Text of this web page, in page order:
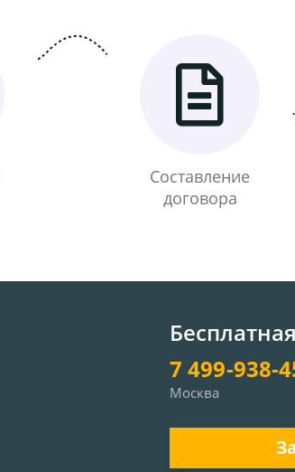
Составление
договора
7 499-938-
Москва